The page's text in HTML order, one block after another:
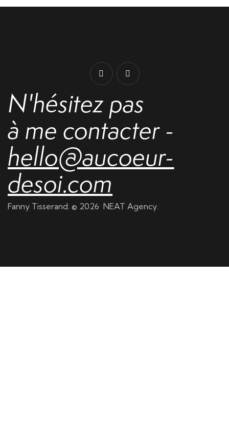
N'hésitez pas
à me contacter -
hello@aucoeur-
desoi.com
Fanny Tisserand. © 2026 NEAT Agency